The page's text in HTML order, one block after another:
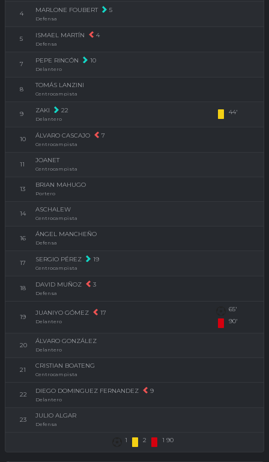
4 MARLONE FOUBERT 5
Defensa
5 ISMAEL MARTÍN 4
Defensa
7 PEPE RINCÓN 10
Delantero
8
TOMÁS LANZINI
Centrocampista
9 ZAKI 22
Delantero
44'
10 ÁLVARO CASCAJO 7
Centrocampista
11
JOANET
Centrocampista
13
BRIAN MAHUGO
Portero
14
ASCHALEW
Centrocampista
16
ÁNGEL MANCHEÑO
Defensa
17 SERGIO PÉREZ 19
Centrocampista
18 DAVID MUÑOZ 3
Defensa
19
JUANIYO GÓMEZ 17
Delantero
65'
90'
20
ÁLVARO GONZÁLEZ
Delantero
21
CRISTIAN BOATENG
Centrocampista
22 DIEGO DOMINGUEZ FERNANDEZ 9
Delantero
23
JULIO ALGAR
Defensa
1 2 1 90